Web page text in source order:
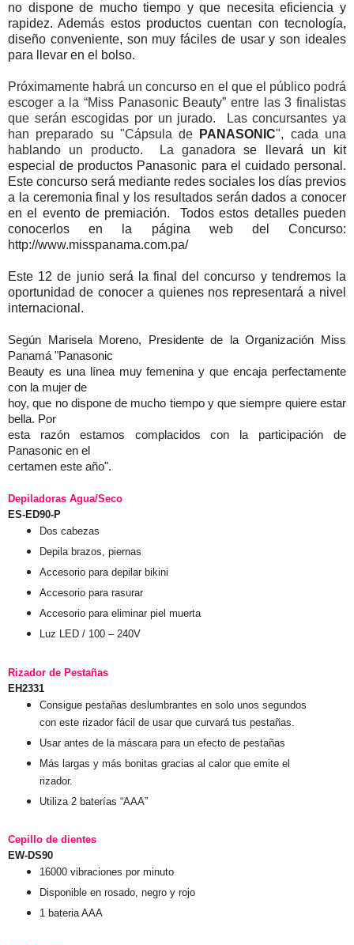
no dispone de mucho tiempo y que necesita eficiencia y
rapidez. Además estos productos cuentan con tecnología,
diseño conveniente, son muy fáciles de usar y son ideales
para llevar en el bolso.
Próximamente habrá un concurso en el que el público podrá
escoger a la “Miss Panasonic Beauty” entre las 3 finalistas
que serán escogidas por un jurado. Las concursantes ya
han preparado su "Cápsula de PANASONIC", cada una
hablando un producto. La ganadora se llevará un kit
especial de productos Panasonic para el cuidado personal.
Este concurso será mediante redes sociales los días previos
a la ceremonia final y los resultados serán dados a conocer
en el evento de premiación. Todos estos detalles pueden
conocerlos en la página web del Concurso:
http://www.misspanama.com.pa/
Este 12 de junio será la final del concurso y tendremos la
oportunidad de conocer a quienes nos representará a nivel
internacional.
Según Marisela Moreno, Presidente de la Organización Miss
Panamá "Panasonic
Beauty es una línea muy femenina y que encaja perfectamente
con la mujer de
hoy, que no dispone de mucho tiempo y que siempre quiere estar
bella. Por
esta razón estamos complacidos con la participación de
Panasonic en el
certamen este año".
Depiladoras Agua/Seco
ES-ED90-P
Dos cabezas
Depila brazos, piernas
Accesorio para depilar bikini
Accesorio para rasurar
Accesorio para eliminar piel muerta
Luz LED / 100 – 240V
Rizador de Pestañas
EH2331
Consigue pestañas deslumbrantes en solo unos segundos
con este rizador fácil de usar que curvará tus pestañas.
Usar antes de la máscara para un efecto de pestañas
Más largas y más bonitas gracias al calor que emite el
rizador.
Utiliza 2 baterías “AAA”
Cepillo de dientes
EW-DS90
16000 vibraciones por minuto
Disponible en rosado, negro y rojo
1 bateria AAA